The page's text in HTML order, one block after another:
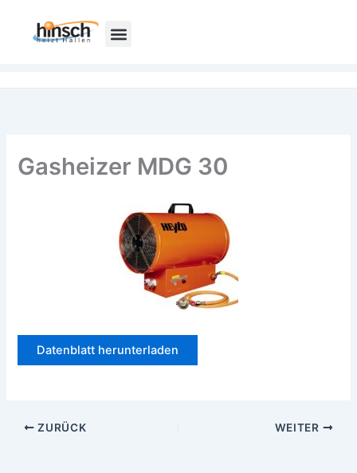
springen
Gasheizer MDG 30
Datenblatt herunterladen
ZURÜCK WEITER